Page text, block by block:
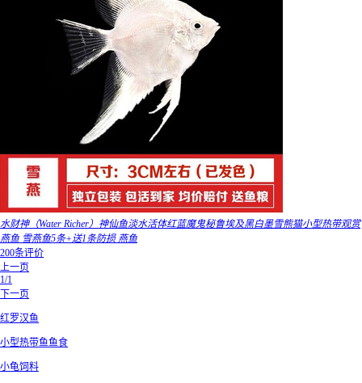
水财神（Water Richer）神仙鱼淡水活体红蓝魔鬼秘鲁埃及黑白墨雪熊猫小型热带观赏
燕鱼 雪燕鱼5条+送1条防损 燕鱼
200条评价
上一页
1/1
下一页
红罗汉鱼
小型热带鱼鱼食
小龟饲料